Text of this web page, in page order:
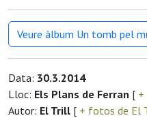
Veure àlbum Un tomb pel
Data: 30.3.2014
Lloc: Els Plans de Ferran [
Autor: El Trill [ + fotos de El